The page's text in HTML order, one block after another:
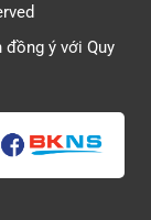
đồng ý với Quy